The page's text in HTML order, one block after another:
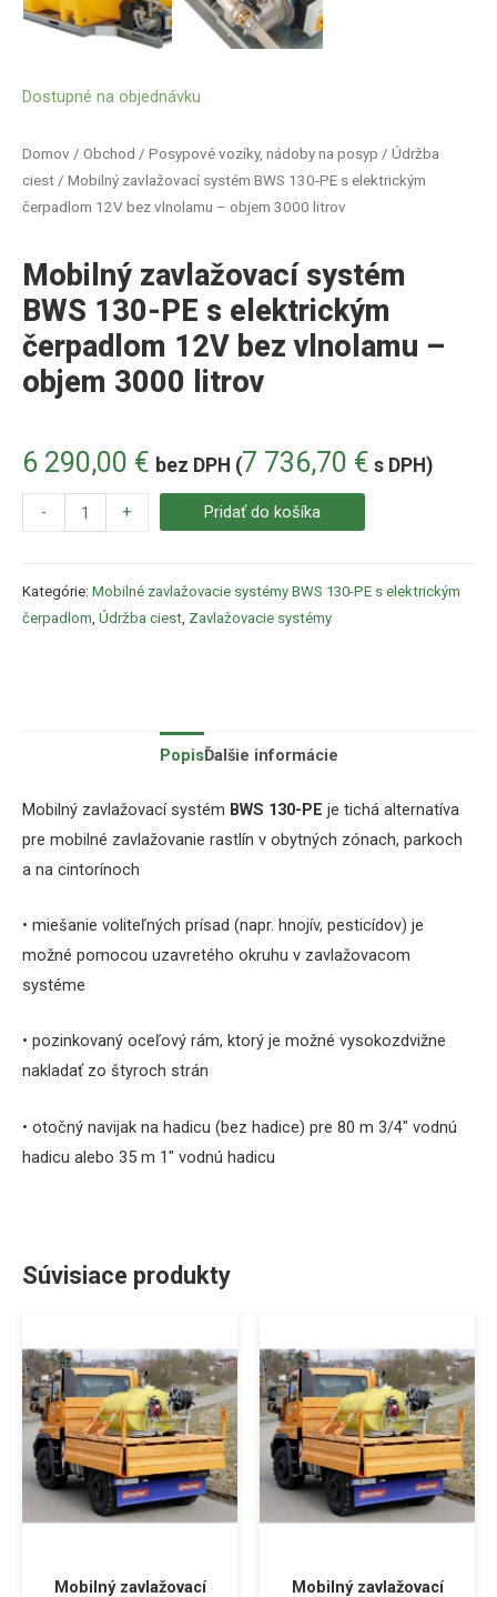
Domov / Obchod / Posypové vozíky, nádoby na posyp / Údržba
ciest / Mobilný zavlažovací systém BWS 130-PE s elektrickým
čerpadlom 12V bez vlnolamu – objem 3000 litrov
Mobilný zavlažovací systém
BWS 130-PE s elektrickým
čerpadlom 12V bez vlnolamu –
objem 3000 litrov
6 290,00 € bez DPH (7 736,70 € s DPH)
Dostupné na objednávku
- + Pridať do košíka
Kategórie: Mobilné zavlažovacie systémy BWS 130-PE s elektrickým
čerpadlom Údržba ciest Zavlažovacie systémy
PopisĎalšie informácie
Mobilný zavlažovací systém BWS 130-PE je tichá alternatíva
pre mobilné zavlažovanie rastlín v obytných zónach, parkoch
a na cintorínoch
• miešanie voliteľných prísad (napr. hnojív, pesticídov) je
možné pomocou uzavretého okruhu v zavlažovacom
systéme
• pozinkovaný oceľový rám, ktorý je možné vysokozdvižne
nakladať zo štyroch strán
• otočný navijak na hadicu (bez hadice) pre 80 m 3/4″ vodnú
hadicu alebo 35 m 1″ vodnú hadicu
Súvisiace produkty
Mobilný zavlažovací
Mobilný zavlažovací